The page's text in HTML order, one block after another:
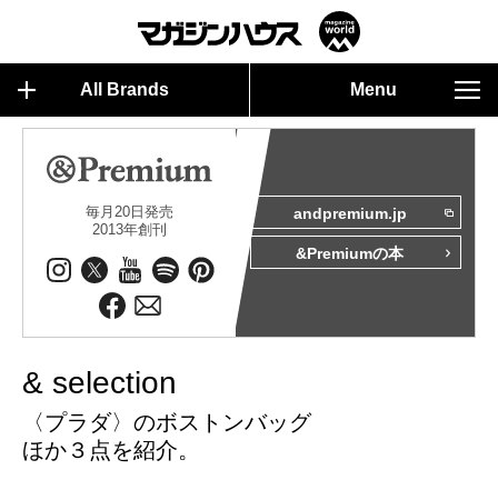
All Brands Menu
毎月20日発売
2013年創刊
andpremium.jp
&Premiumの本
& selection
〈プラダ〉のボストンバッグ
ほか３点を紹介。